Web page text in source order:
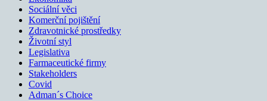
Sociální věci
Komerční pojištění
Zdravotnické prostředky
Životní styl
Legislativa
Farmaceutické firmy
Stakeholders
Covid
Adman´s Choice